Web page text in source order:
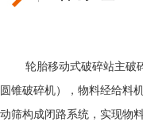
轮胎移动式破碎站主破碎
圆锥破碎机），物料经给料
动筛构成闭路系统，实现物